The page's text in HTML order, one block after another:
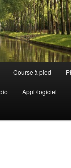
Course à pied
Appli/logiciel